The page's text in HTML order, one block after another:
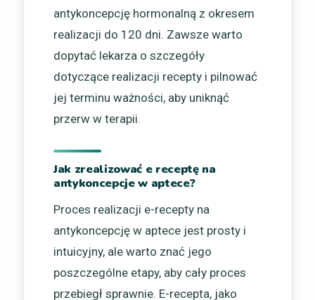
antykoncepcję hormonalną z okresem
realizacji do 120 dni. Zawsze warto
dopytać lekarza o szczegóły
dotyczące realizacji recepty i pilnować
jej terminu ważności, aby uniknąć
przerw w terapii.
Jak zrealizować e receptę na
antykoncepcje w aptece?
Proces realizacji e-recepty na
antykoncepcję w aptece jest prosty i
intuicyjny, ale warto znać jego
poszczególne etapy, aby cały proces
przebiegł sprawnie. E-recepta, jako